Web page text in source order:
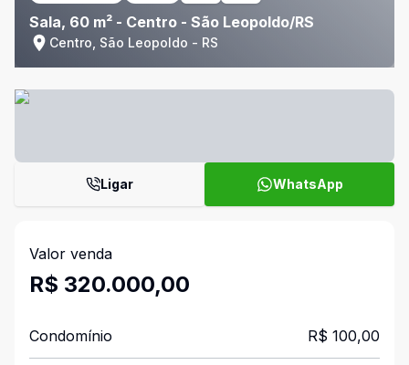
Sala, 60 m² - Centro - São Leopoldo/RS
Centro, São Leopoldo - RS
Ligar WhatsApp
Valor venda
R$ 320.000,00
Condomínio R$ 100,00